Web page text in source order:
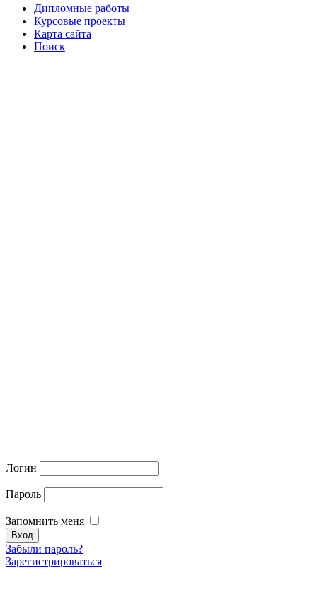
Дипломные работы
Курсовые проекты
Карта сайта
Поиск
Логин
Пароль
Запомнить меня
Забыли пароль?
Зарегистрироваться